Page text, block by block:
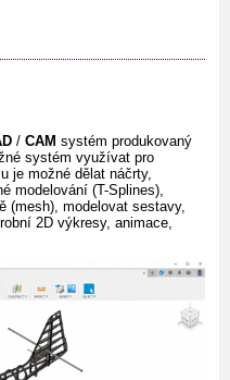
/ CAM systém produkovaný
systém využívat pro
je možné dělat náčrty,
modelování (T-Splines),
(mesh), modelovat sestavy,
2D výkresy, animace,